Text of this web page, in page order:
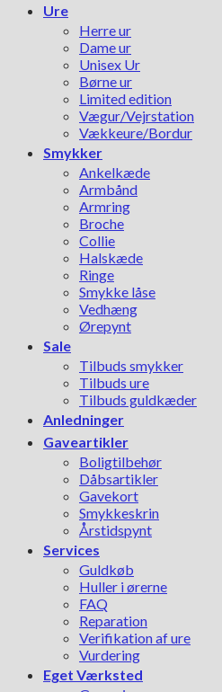
Ure
Herre ur
Dame ur
Unisex Ur
Børne ur
Limited edition
Vægur/Vejrstation
Vækkeure/Bordur
Smykker
Ankelkæde
Armbånd
Armring
Broche
Collie
Halskæde
Ringe
Smykke låse
Vedhæng
Ørepynt
Sale
Tilbuds smykker
Tilbuds ure
Tilbuds guldkæder
Anledninger
Gaveartikler
Boligtilbehør
Dåbsartikler
Gavekort
Smykkeskrin
Årstidspynt
Services
Guldkøb
Huller i ørerne
FAQ
Reparation
Verifikation af ure
Vurdering
Eget Værksted